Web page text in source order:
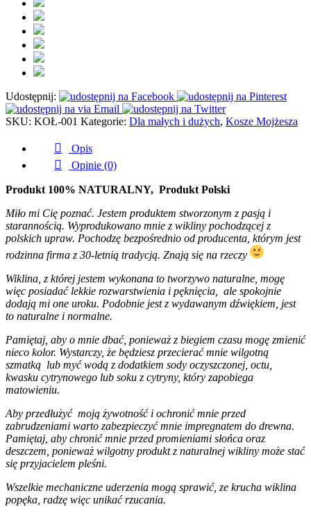
naturalny
na
biegunach
Udostępnij:
SKU: KOŁ-001 Kategorie: Dla małych i dużych, Kosze Mojżesza
Opis
Opinie (0)
Produkt 100% NATURALNY, Produkt Polski
Miło mi Cię poznać. Jestem produktem stworzonym z pasją i
starannością. Wyprodukowano mnie z wikliny pochodzącej z
polskich upraw. Pochodzę bezpośrednio od producenta, którym jest
rodzinna firma z 30-letnią tradycją. Znają się na rzeczy
Wiklina, z której jestem wykonana to tworzywo naturalne, mogę
więc posiadać lekkie rozwarstwienia i pęknięcia, ale spokojnie
dodają mi one uroku. Podobnie jest z wydawanym dźwiękiem, jest
to naturalne i normalne.
Pamiętaj, aby o mnie dbać, ponieważ z biegiem czasu mogę zmienić
nieco kolor. Wystarczy, że będziesz przecierać mnie wilgotną
szmatką lub myć wodą z dodatkiem sody oczyszczonej, octu,
kwasku cytrynowego lub soku z cytryny, który zapobiega
matowieniu.
Aby przedłużyć moją żywotność i ochronić mnie przed
zabrudzeniami warto zabezpieczyć mnie impregnatem do drewna.
Pamiętaj, aby chronić mnie przed promieniami słońca oraz
deszczem, ponieważ wilgotny produkt z naturalnej wikliny może stać
się przyjacielem pleśni.
Wszelkie mechaniczne uderzenia mogą sprawić, ze krucha wiklina
popęka, radzę więc unikać rzucania.